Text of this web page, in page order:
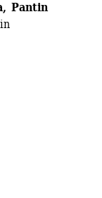
Pantin